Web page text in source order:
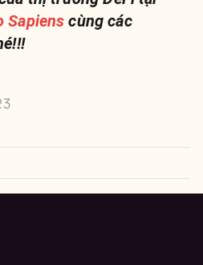
Sapiens cùng các